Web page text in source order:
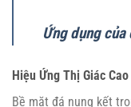
Ứng dụng
Hiệu Ứng Thị Giác Cao
Bề mặt đá nung kết